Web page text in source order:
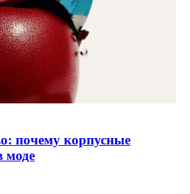
почему корпусные
моде